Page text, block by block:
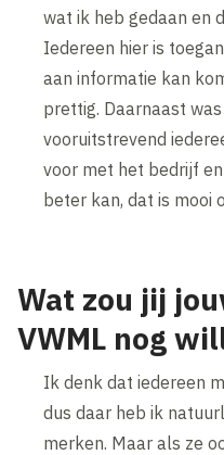
wat ik heb gedaan en
Iedereen hier is
aan informatie kan
prettig. Daarnaast
vooruitstrevend
voor met het bedrijf
beter kan, dat is mooi
Wat zou jij
VWML nog
Ik denk dat iedereen
dus daar heb ik
merken. Maar als ze